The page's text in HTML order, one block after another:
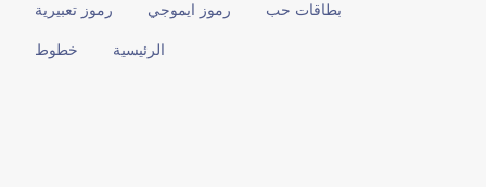
رموز تعبيرية رموز ايموجي بطاقات حب
خطوط الرئيسية